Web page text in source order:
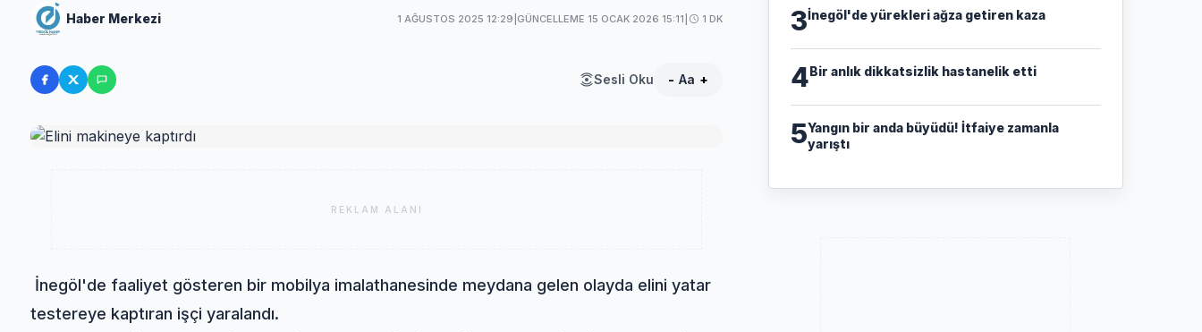
Haber Merkezi 1 AĞUSTOS 2025 12:29 GÜNCELLEME 15 OCAK 2026 15:11 1 DK
Sesli Oku - Aa +
REKLAM ALANI
İnegöl'de faaliyet gösteren bir mobilya imalathanesinde meydana gelen olayda elini yatar
testereye kaptıran işçi yaralandı.
3İnegöl'de yürekleri ağza getiren kaza
4Bir anlık dikkatsizlik hastanelik etti
5Yangın bir anda büyüdü! İtfaiye zamanla
yarıştı